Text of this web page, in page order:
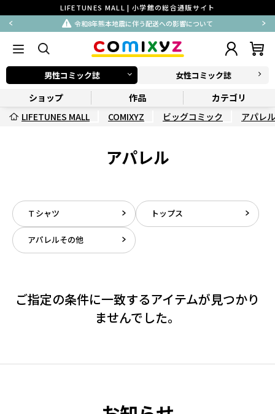
LIFETUNES MALL | 小学館の総合通販サイト
令和8年熊本地震に伴う配送への影響について
男性コミック誌 女性コミック誌
ショップ 作品
カテゴリ
LIFETUNES MALL
COMIXYZ ビッグコミック アパレル
アパレル
Ｔシャツ トップス
アパレルその他
ご指定の条件に一致するアイテムが見つかり
ませんでした。